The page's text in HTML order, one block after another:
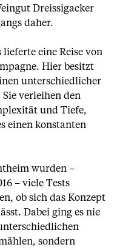
Dreissigacker
daher.
eine Reise von
Hier besitzt
unterschiedlicher
verleihen den
und Tiefe,
einen konstanten
wurden –
– viele Tests
ob sich das Konzept
Dabei ging es nie
sondern